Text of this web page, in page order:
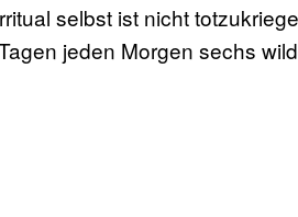
selbst ist nicht
jeden Morgen sechs